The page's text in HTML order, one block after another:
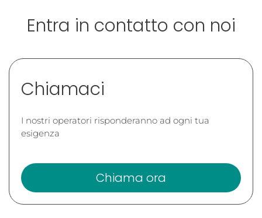
Entra in contatto con noi
Chiamaci
I nostri operatori risponderanno ad ogni tua
esigenza
Chiama ora